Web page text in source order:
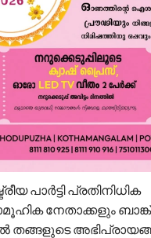
പാർട്ടി പ്രതിനിധിക
നേതാക്കളും
തങ്ങളുടെ